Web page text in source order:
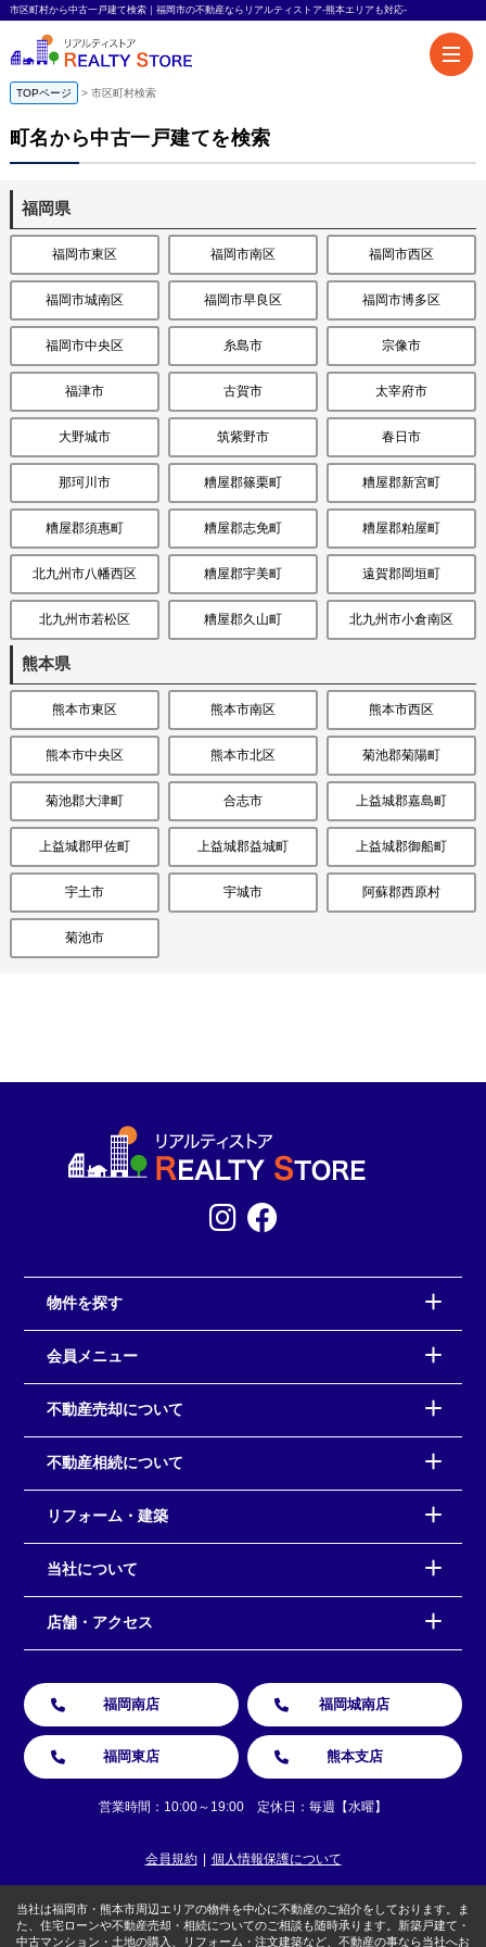
市区町村から中古一戸建て検索｜福岡市の不動産ならリアルティストア-熊本エリアも対応-
TOPページ 市区町村検索
町名から中古一戸建てを検索
福岡県
福岡市東区 福岡市南区 福岡市西区
福岡市城南区 福岡市早良区 福岡市博多区
福岡市中央区 糸島市 宗像市
福津市 古賀市 太宰府市
大野城市 筑紫野市 春日市
那珂川市 糟屋郡篠栗町 糟屋郡新宮町
糟屋郡須惠町 糟屋郡志免町 糟屋郡粕屋町
北九州市八幡西区 糟屋郡宇美町 遠賀郡岡垣町
北九州市若松区 糟屋郡久山町 北九州市小倉南区
熊本県
熊本市東区 熊本市南区 熊本市西区
熊本市中央区 熊本市北区 菊池郡菊陽町
菊池郡大津町 合志市 上益城郡嘉島町
上益城郡甲佐町 上益城郡益城町 上益城郡御船町
宇土市 宇城市 阿蘇郡西原村
菊池市
物件を探す
会員メニュー
不動産売却について
不動産相続について
リフォーム・建築
当社について
店舗・アクセス
福岡南店 福岡城南店
福岡東店 熊本支店
営業時間：10:00～19:00 定休日：毎週【水曜】
会員規約 個人情報保護について
当社は福岡市・熊本市周辺エリアの物件を中心に不動産のご紹介をしております。ま
た、住宅ローンや不動産売却・相続についてのご相談も随時承ります。新築戸建て・
中古マンション・土地の購入、リフォーム・注文建築など、不動産の事なら当社へお